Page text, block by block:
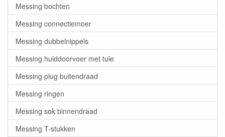
Messing bochten
Messing connectiemoer
Messing dubbelnippels
Messing huiddoorvoer met tule
Messing plug buitendraad
Messing ringen
Messing sok binnendraad
Messing T-stukken